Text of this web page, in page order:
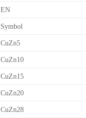
EN
Symbol
CuZn5
CuZn10
CuZn15
CuZn20
CuZn28